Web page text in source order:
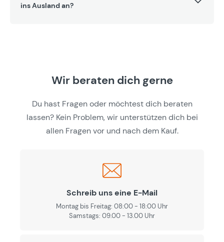
ins Ausland an?
Wir beraten dich gerne
Du hast Fragen oder möchtest dich beraten
lassen? Kein Problem, wir unterstützen dich bei
allen Fragen vor und nach dem Kauf.
Schreib uns eine E-Mail
Montag bis Freitag: 08:00 - 18:00 Uhr
Samstags: 09.00 - 13.00 Uhr